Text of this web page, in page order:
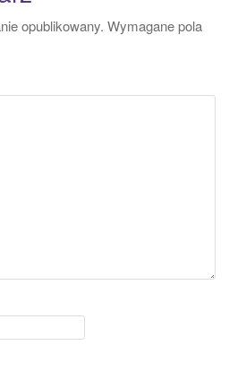
opublikowany. Wymagane pola